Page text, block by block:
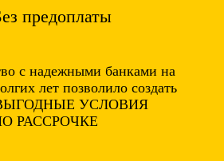
предоплаты
с надежными банками на
лет позволило создать
ВЫГОДНЫЕ УСЛОВИЯ
РАССРОЧКЕ